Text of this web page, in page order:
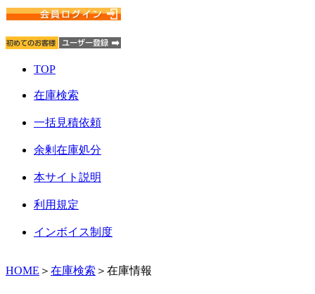
TOP
在庫検索
一括見積依頼
余剰在庫処分
本サイト説明
利用規定
インボイス制度
HOME ＞ 在庫検索 ＞在庫情報